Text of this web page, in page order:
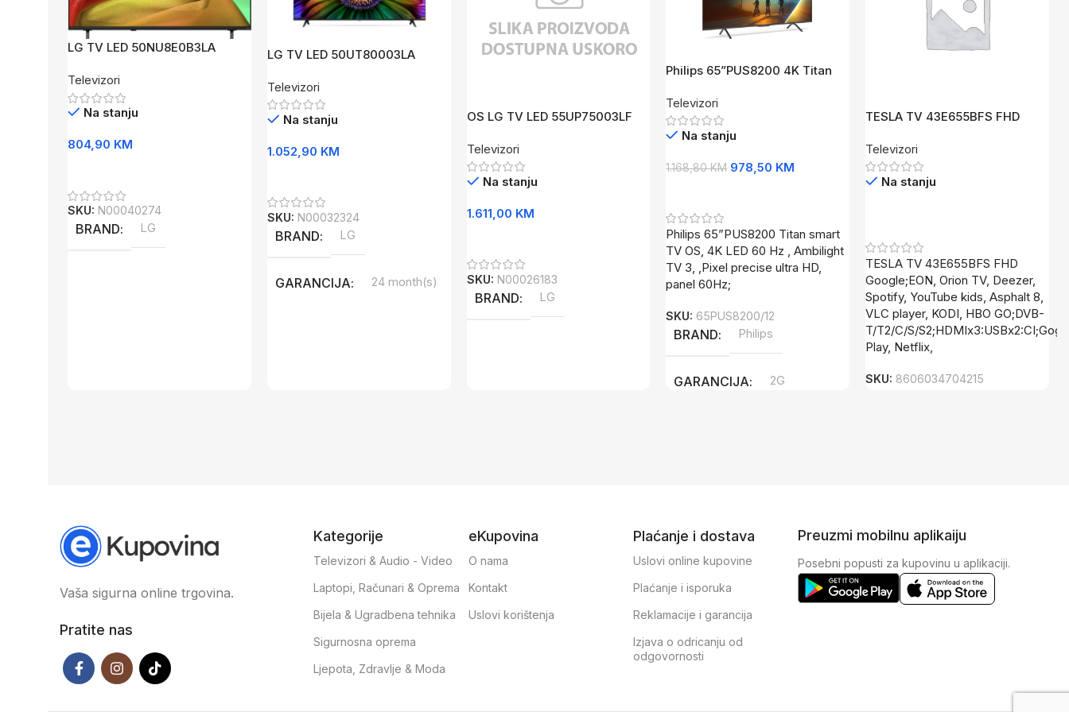
LG TV LED 50NU8E0B3LA
Televizori
Na stanju
804,90 KM
SKU: N00040274
BRAND LG
LG TV LED 50UT80003LA
Televizori
Na stanju
1.052,90 KM
SKU: N00032324
BRAND LG
GARANCIJA 24 month(s)
OS LG TV LED 55UP75003LF
Televizori
Na stanju
1.611,00 KM
SKU: N00026183
BRAND LG
Philips 65”PUS8200 4K Titan
HDR10+Dolby Atmos i DTS:X
Televizori
Na stanju
1.168,80KM 978,50 KM
Philips 65”PUS8200 Titan smart
TV OS, 4K LED 60 Hz , Ambilight
TV 3, ,Pixel precise ultra HD,
panel 60Hz;
SKU: 65PUS8200/12
BRAND Philips
GARANCIJA 2G
TESLA TV 43E655BFS FHD
Televizori
Na stanju
TESLA TV 43E655BFS FHD
Google;EON, Orion TV, Deezer,
Spotify, YouTube kids, Asphalt 8,
VLC player, KODI, HBO GO;DVB-
T/T2/C/S/
Play, Netflix,
SKU: 8606034704215
Vaša sigurna online trgovina.
Pratite nas
Kategorije
Televizori & Audio - Video
Laptopi, Računari & Oprema
Bijela & Ugradbena tehnika
Sigurnosna oprema
Ljepota, Zdravlje & Moda
eKupovina
O nama
Kontakt
Uslovi korištenja
Plaćanje i dostava
Uslovi online kupovine
Plaćanje i isporuka
Reklamacije i garancija
Izjava o odricanju od
odgovornosti
Preuzmi mobilnu aplikaiju
Posebni popusti za kupovinu u aplikaciji.